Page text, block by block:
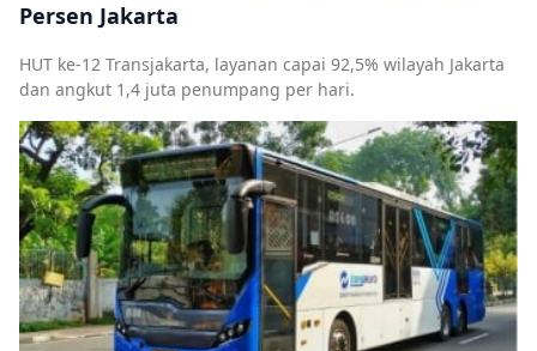
Persen Jakarta
HUT ke-12 Transjakarta, layanan capai 92,5% wilayah Jakarta
dan angkut 1,4 juta penumpang per hari.